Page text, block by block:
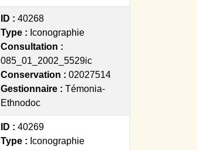
ID : 40268
Type : Iconographie
Consultation :
085_01_2002_5529ic
Conservation : 02027514
Gestionnaire : Témonia-
Ethnodoc
ID : 40269
Type : Iconographie